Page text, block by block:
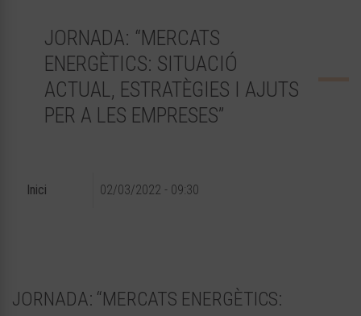
JORNADA: “MERCATS
ENERGÈTICS: SITUACIÓ
ACTUAL, ESTRATÈGIES I AJUTS
PER A LES EMPRESES”
Inici 02/03/2022 - 09:30
JORNADA: “MERCATS ENERGÈTICS: